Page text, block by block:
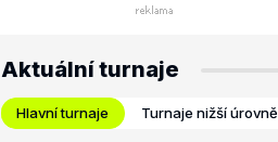
Aktuální turnaje
Hlavní turnaje Turnaje nižší úrovně